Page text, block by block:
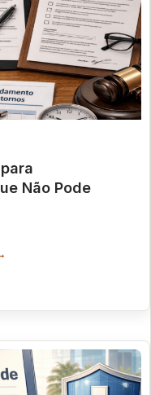
Não Pode